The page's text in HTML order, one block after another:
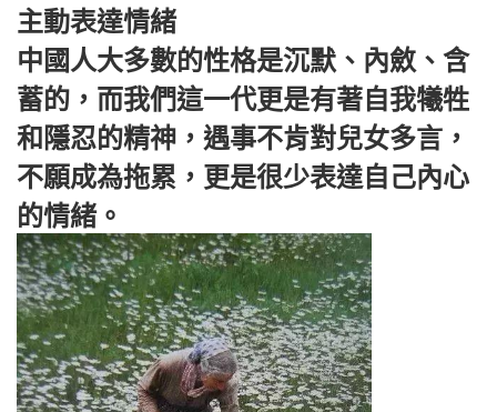
主動表達情緒
中國人大多數的性格是沉默、內斂、含
蓄的，而我們這一代更是有著自我犧牲
和隱忍的精神，遇事不肯對兒女多言，
不願成為拖累，更是很少表達自己內心
的情緒。